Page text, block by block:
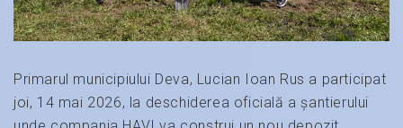
Primarul municipiului Deva, Lucian Ioan Rus a participat
joi, 14 mai 2026, la deschiderea oficială a șantierului